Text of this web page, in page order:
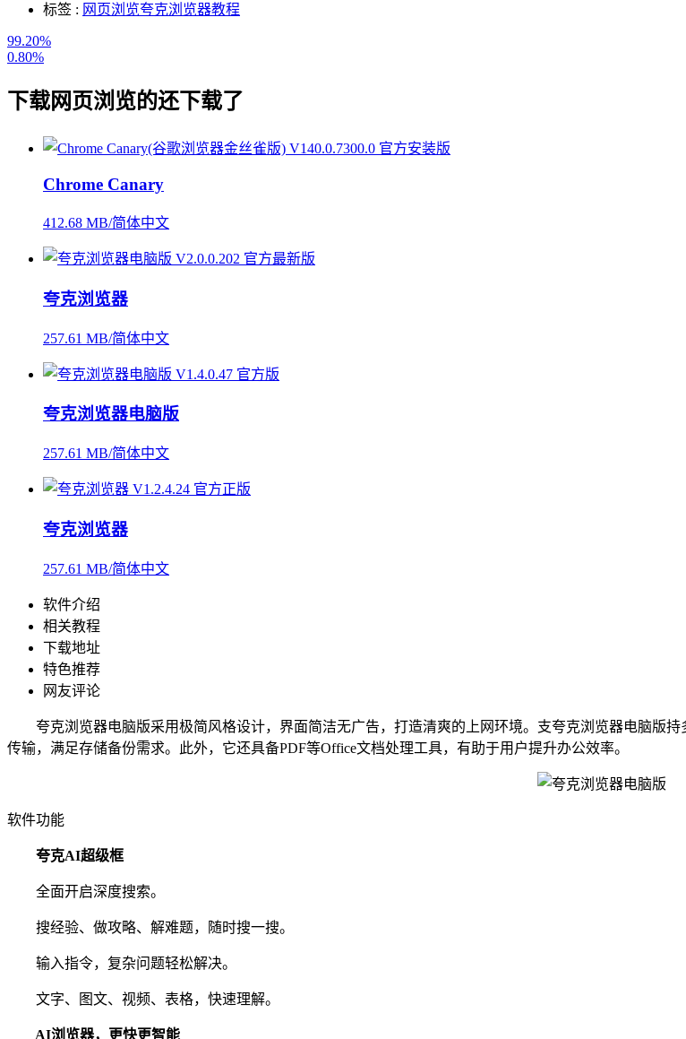
标签 : 网页浏览夸克浏览器教程
99.20%
0.80%
下载网页浏览的还下载了
Chrome Canary
412.68 MB/简体中文
夸克浏览器
257.61 MB/简体中文
夸克浏览器电脑版
257.61 MB/简体中文
夸克浏览器
257.61 MB/简体中文
软件介绍
相关教程
下载地址
特色推荐
网友评论
夸克浏览器电脑版采用极简风格设计，界面简洁无广告，打造清爽的上网环境。支夸克浏览器电脑版持
传输，满足存储备份需求。此外，它还具备PDF等Office文档处理工具，有助于用户提升办公效率。
软件功能
夸克AI超级框
全面开启深度搜索。
搜经验、做攻略、解难题，随时搜一搜。
输入指令，复杂问题轻松解决。
文字、图文、视频、表格，快速理解。
AI浏览器，更快更智能